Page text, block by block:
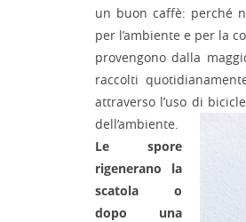
un buon caffè: perché
per l’ambiente e per la
provengono dalla
raccolti
attraverso l’uso di
dell’ambiente.
Le spore
rigenerano la
scatola o
dopo una